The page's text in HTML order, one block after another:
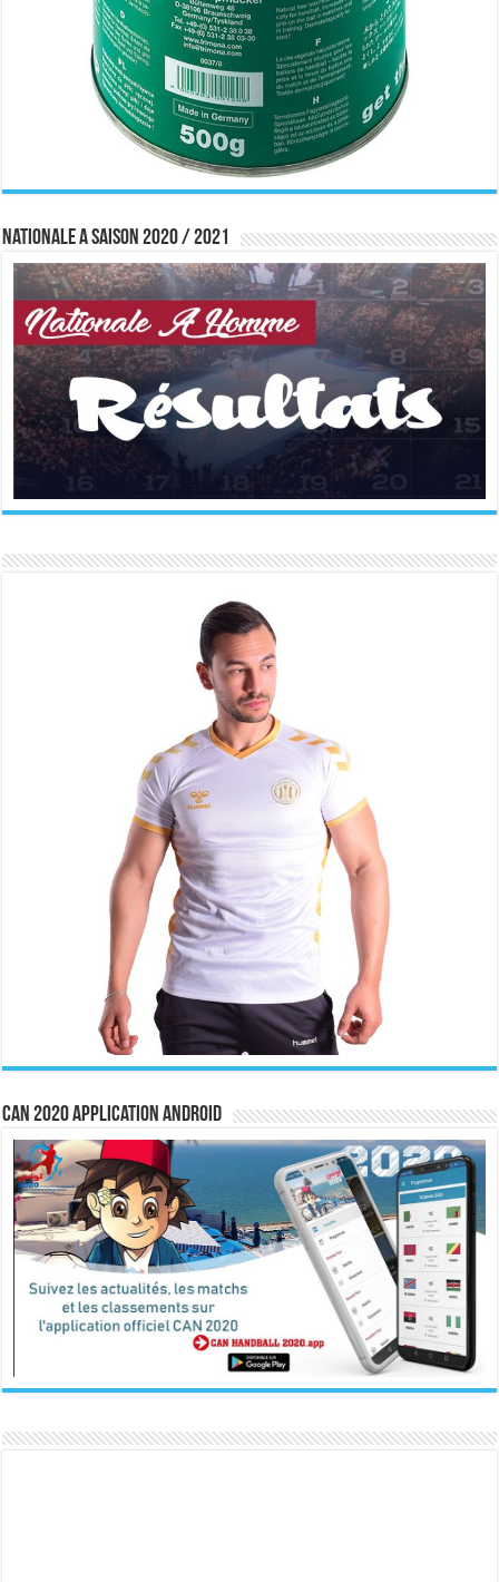
Nationale A saison 2020 / 2021
CAN 2020 Application Android